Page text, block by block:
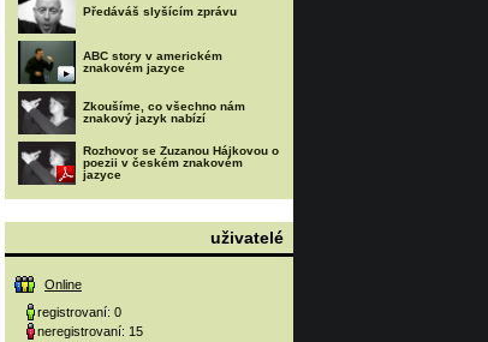
Předáváš slyšícím zprávu
ABC story v americkém
znakovém jazyce
Zkoušíme, co všechno nám
znakový jazyk nabízí
Rozhovor se Zuzanou Hájkovou o
poezii v českém znakovém
jazyce
uživatelé
Online
registrovaní: 0
neregistrovaní: 15